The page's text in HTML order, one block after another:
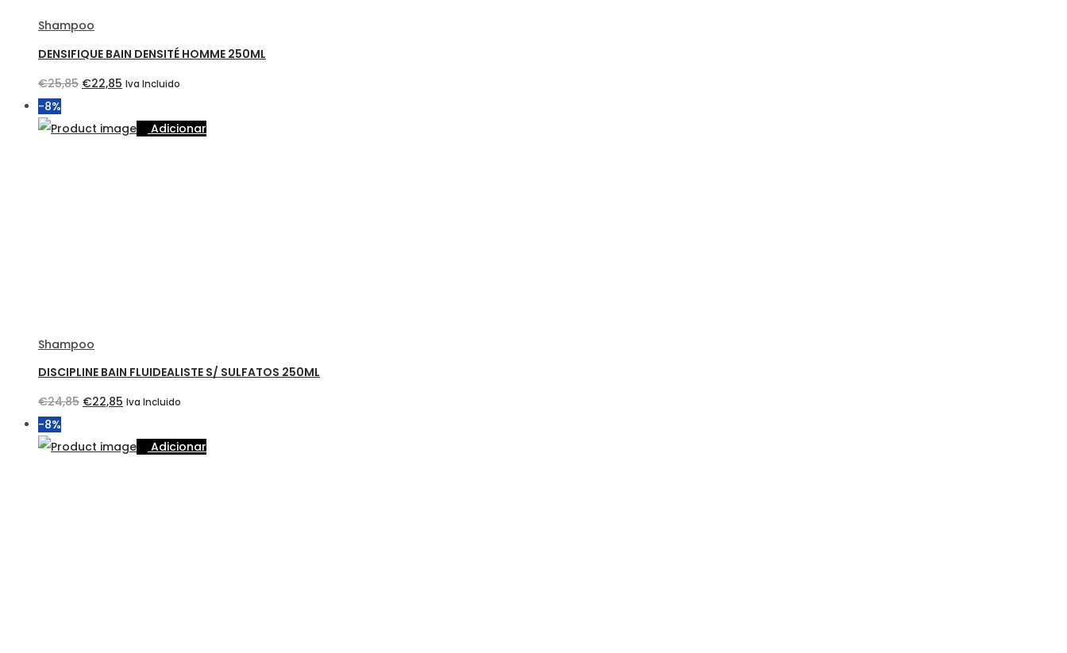
Shampoo
DENSIFIQUE BAIN DENSITÉ HOMME 250ML
€25,85 O
original
€22,85 O
atual
Iva Incluido
-8%
Adicionar
Shampoo
DISCIPLINE BAIN FLUIDEALISTE S/ SULFATOS 250ML
€24,85 O
original
€22,85 O
atual
Iva Incluido
-8%
Adicionar